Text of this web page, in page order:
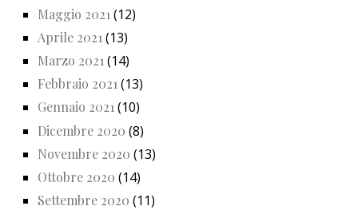
Maggio 2021 (12)
Aprile 2021 (13)
Marzo 2021 (14)
Febbraio 2021(13)
Gennaio 2021(10)
Dicembre 2020 (8)
Novembre 2020 (13)
Ottobre 2020 (14)
Settembre 2020 (11)